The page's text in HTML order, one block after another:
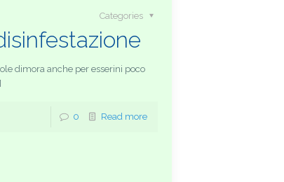
Categories
dimora anche per esserini poco
0 Read more